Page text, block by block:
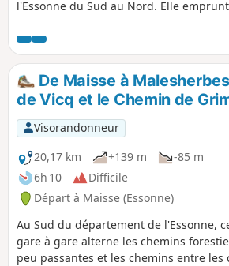
l'Essonne du Sud au Nord. Elle
peu passantes et des chemins entre les
champs. Cet itinéraire permet de
un intéressant patrimoine : moulins,
et châteaux ainsi qu'un menhir et un
polissoir qui attestent de l'ancienneté
l'occupation humaine des lieux.
De Maisse à
de Vicq et le Chemin de
Visorandonneur
20,17 km
+139 m
-85 m
6h 10
Difficile
Départ à Maisse (Essonne)
Au Sud du département de l'Essonne,
gare à gare alterne les chemins
peu passantes et les chemins entre les